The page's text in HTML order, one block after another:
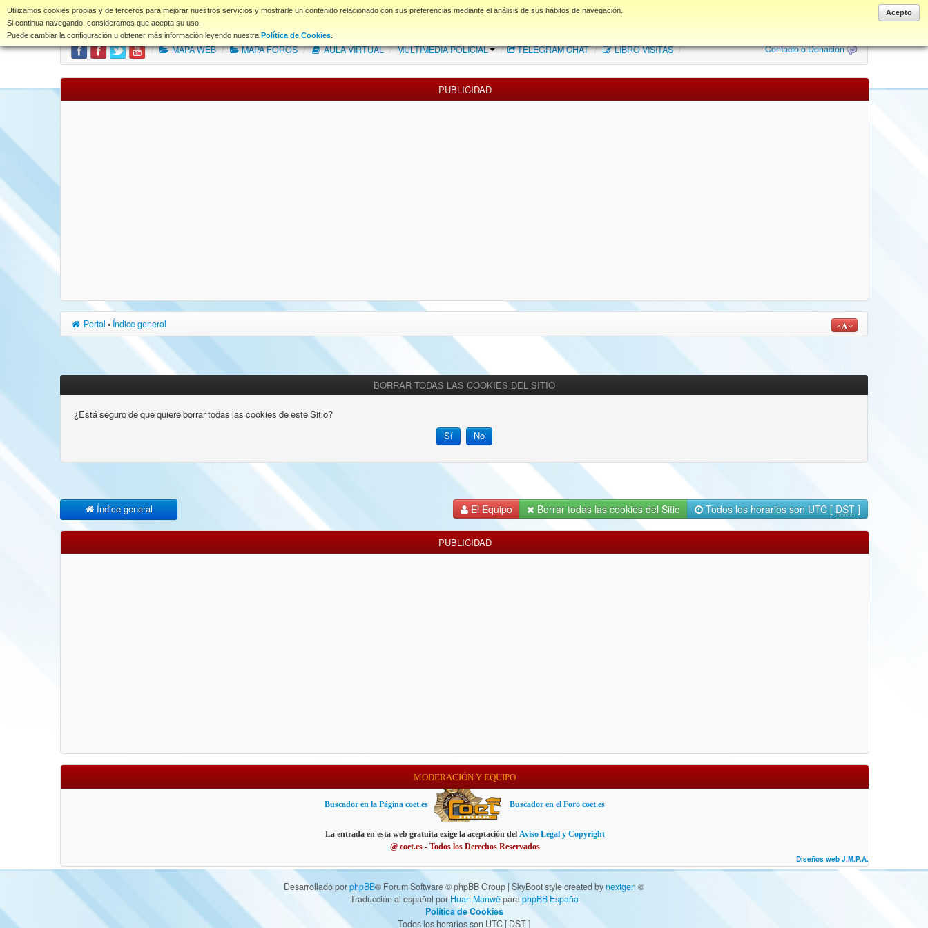
Acepto
Utilizamos cookies propias y de terceros para mejorar nuestros servicios y mostrarle un contenido relacionado con sus preferencias mediante el análisis de sus hábitos de navegación.
Si continua navegando, consideramos que acepta su uso.
Puede cambiar la configuración u obtener más información leyendo nuestra Política de Cookies
www.coet.es Portal Índice Foros FAQ NORMAS FORO Descargas
/ MAPA WEB / MAPA FOROS / AULA VIRTUAL / MULTIMEDIA POLICIAL / TELEGRAM CHAT / LIBRO VISITAS / Contacto o Donación
PUBLICIDAD
Portal • Índice general
BORRAR TODAS LAS COOKIES DEL SITIO
¿Está seguro de que quiere borrar todas las cookies de este Sitio?
Índice general El Equipo Borrar todas las cookies del Sitio Todos los horarios son UTC [ DST ]
PUBLICIDAD
MODERACIÓN Y EQUIPO
Buscador en la Página coet.es Buscador en el Foro coet.es
La entrada en esta web gratuita exige la aceptación del Aviso Legal y Copyright
@ coet.es - Todos los Derechos Reservados
Diseños web J.M.P.A.
Desarrollado porphpBB® Forum Software © phpBB Group | SkyBoot style created bynextgen ©
Traducción al español porHuan ManwëparaphpBB España
Política de Cookies
Todos los horarios son UTC [ DST]